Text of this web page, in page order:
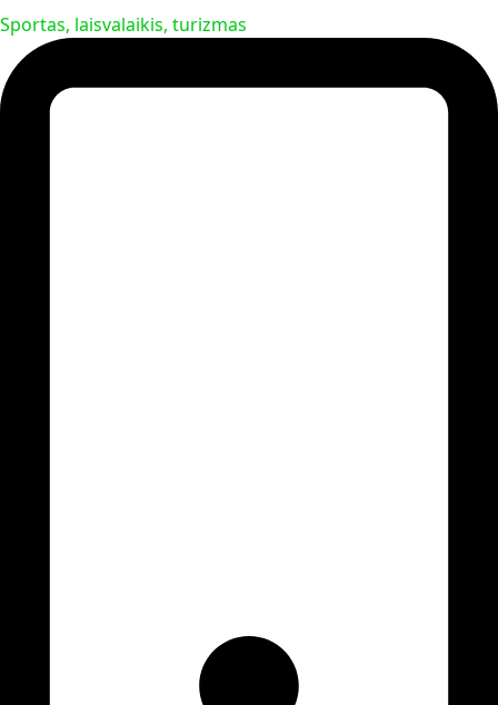
Sportas, laisvalaikis, turizmas